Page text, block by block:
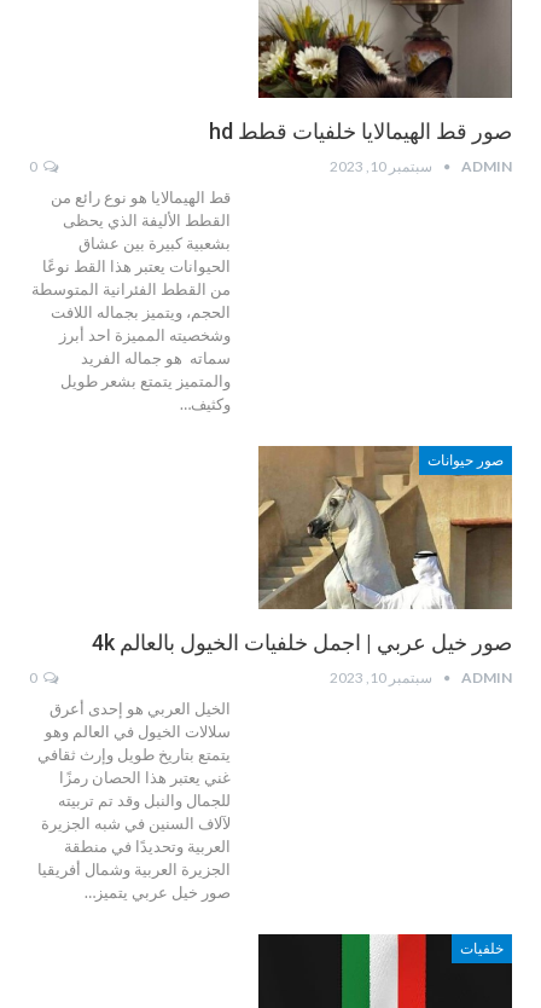
صور قط الهيمالايا خلفيات قطط hd
ADMIN سبتمبر 10, 2023
قط الهيمالايا هو نوع رائع من
القطط الأليفة الذي يحظى
بشعبية كبيرة بين عشاق
الحيوانات يعتبر هذا القط نوعًا
من القطط الفئرانية المتوسطة
الحجم، ويتميز بجماله اللافت
وشخصيته المميزة احد أبرز
سماته هو جماله الفريد
والمتميز يتمتع بشعر طويل
وكثيف…
صور حيوانات
صور خيل عربي | اجمل خلفيات الخيول بالعالم 4k
ADMIN سبتمبر 10, 2023
الخيل العربي هو إحدى أعرق
سلالات الخيول في العالم وهو
يتمتع بتاريخ طويل وإرث ثقافي
غني يعتبر هذا الحصان رمزًا
للجمال والنبل وقد تم تربيته
لآلاف السنين في شبه الجزيرة
العربية وتحديدًا في منطقة
الجزيرة العربية وشمال أفريقيا
صور خيل عربي يتميز…
خلفيات